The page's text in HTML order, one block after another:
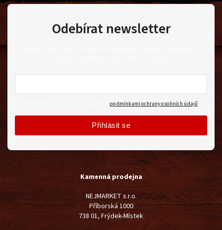
Kamenná prodejna
NEJMARKET s.r.o.
Příborská 1000
738 01, Frýdek-Místek
Odebírat newsletter
podmínkami ochrany osobních údajů
Přihlásit se